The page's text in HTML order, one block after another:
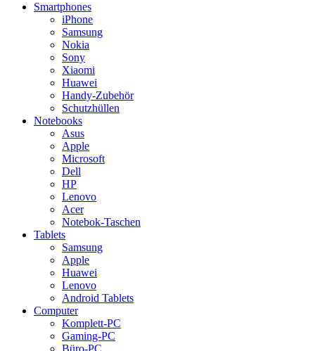
Smartphones
iPhone
Samsung
Nokia
Sony
Xiaomi
Huawei
Handy-Zubehör
Schutzhüllen
Notebooks
Asus
Apple
Microsoft
Dell
HP
Lenovo
Acer
Notebok-Taschen
Tablets
Samsung
Apple
Huawei
Lenovo
Android Tablets
Computer
Komplett-PC
Gaming-PC
Büro-PC